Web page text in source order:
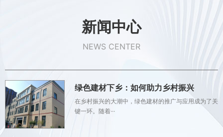
新闻中心
NEWS CENTER
绿色建材下乡：如何助力乡村振兴
在乡村振兴的大潮中，绿色建材的推广与应用成为了关
键一环。随着···